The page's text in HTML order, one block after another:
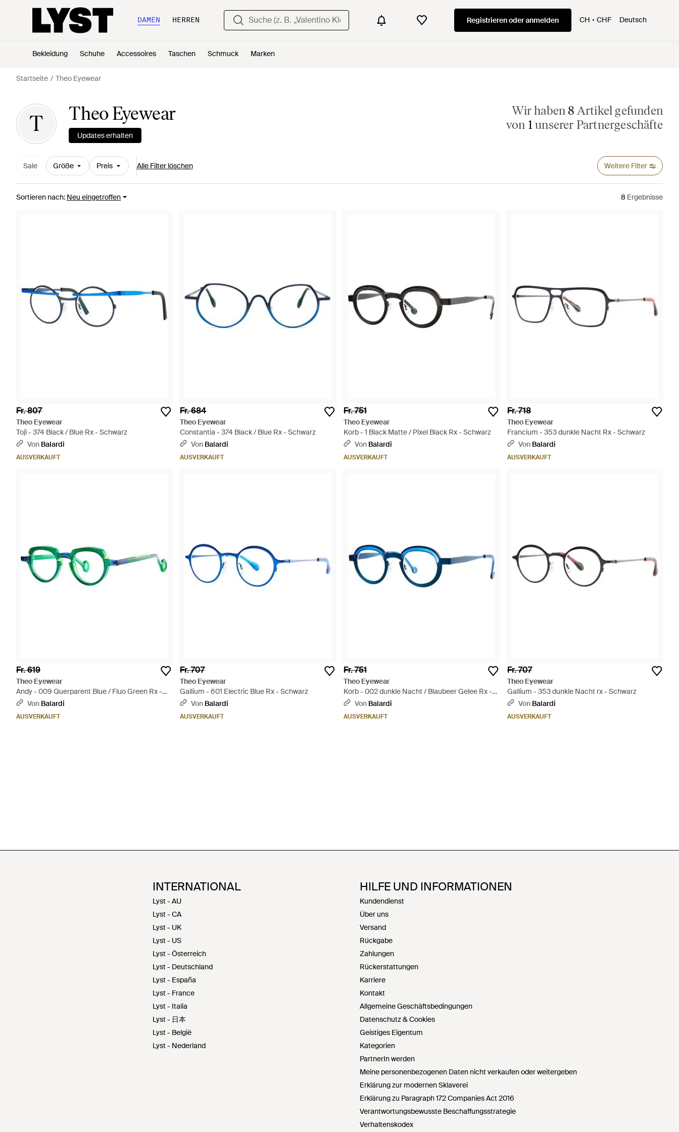
DAMEN HERREN Registrieren oder anmelden CH CHF Deutsch
Bekleidung Schuhe Accessoires Taschen Schmuck Marken
Startseite Theo Eyewear
T Theo Eyewear
Updates erhalten
Wir haben 8 Artikel gefunden
von 1unserer Partnergeschäfte
Sale Größe Preis Alle Filter löschen Weitere Filter
Sortieren nach: Neu eingetroffen 8 Ergebnisse
Fr. 807
Theo Eyewear
Toji - 374 Black / Blue Rx - Schwarz
Von Balardi
AUSVERKAUFT
Fr. 684
Theo Eyewear
Constantia - 374 Black / Blue Rx - Schwarz
Von Balardi
AUSVERKAUFT
Fr. 751
Theo Eyewear
Korb - 1 Black Matte / Pixel Black Rx - Schwarz
Von Balardi
AUSVERKAUFT
Fr. 718
Theo Eyewear
Francium - 353 dunkle Nacht Rx - Schwarz
Von Balardi
AUSVERKAUFT
Fr. 619
Theo Eyewear
Andy - 009 Querparent Blue / Fluo Green Rx -
Schwarz
Von Balardi
AUSVERKAUFT
Fr. 707
Theo Eyewear
Gallium - 601 Electric Blue Rx - Schwarz
Von Balardi
AUSVERKAUFT
Fr. 751
Theo Eyewear
Korb - 002 dunkle Nacht / Blaubeer Gelee Rx -
Schwarz
Von Balardi
AUSVERKAUFT
Fr. 707
Theo Eyewear
Gallium - 353 dunkle Nacht rx - Schwarz
Von Balardi
AUSVERKAUFT
INTERNATIONAL
Lyst - AU
Lyst - CA
Lyst - UK
Lyst - US
Lyst - Österreich
Lyst - Deutschland
Lyst - España
Lyst - France
Lyst - Italia
Lyst - 日本
Lyst - België
Lyst - Nederland
HILFE UND INFORMATIONEN
Kundendienst
Über uns
Versand
Rückgabe
Zahlungen
Rückerstattungen
Karriere
Kontakt
Allgemeine Geschäftsbedingungen
Datenschutz & Cookies
Geistiges Eigentum
Kategorien
PartnerIn werden
Meine personenbezogenen Daten nicht verkaufen oder weitergeben
Erklärung zur modernen Sklaverei
Erklärung zu Paragraph 172 Companies Act 2016
Verantwortungsbewusste Beschaffungsstrategie
Verhaltenskodex